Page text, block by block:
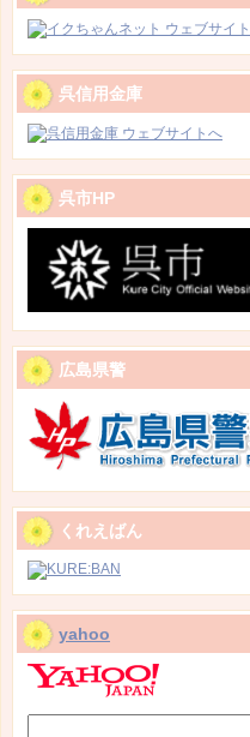
呉信用金庫
呉市HP
広島県警
くれえばん
yahoo